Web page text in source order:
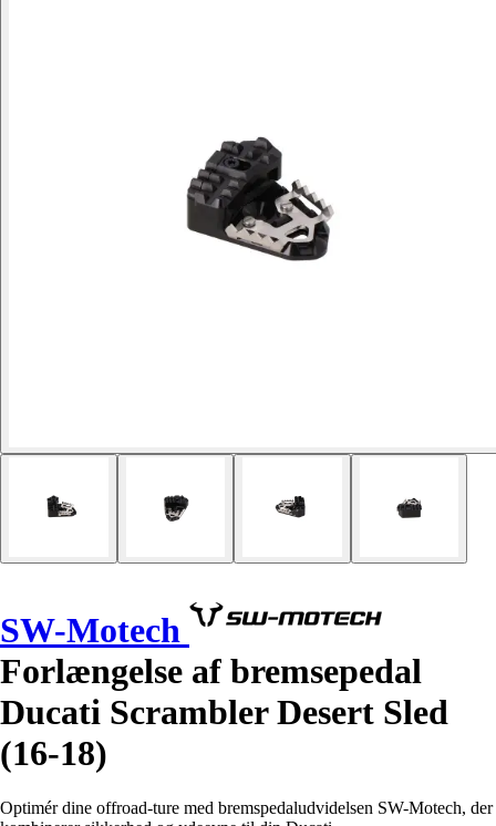
SW-Motech
Forlængelse af bremsepedal
Ducati Scrambler Desert Sled
(16-18)
Optimér dine offroad-ture med bremspedaludvidelsen SW-Motech, der